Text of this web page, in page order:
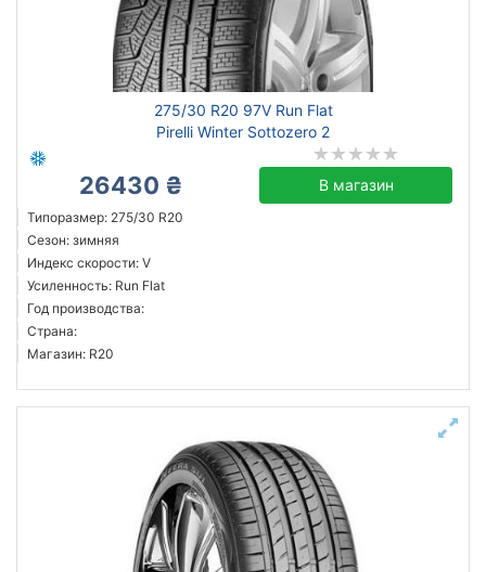
275/30 R20 97V Run Flat
Pirelli Winter Sottozero 2
26430 ₴ В магазин
Типоразмер: 275/30 R20
Сезон: зимняя
Индекс скорости: V
Усиленность: Run Flat
Год производства:
Страна:
Магазин: R20
Подобрать